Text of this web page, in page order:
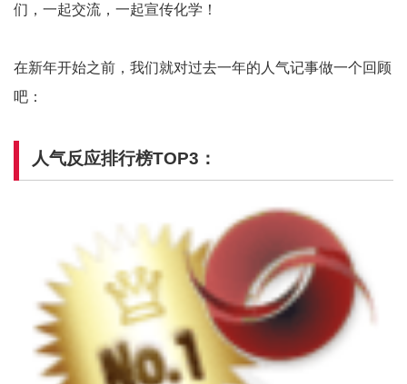
们，一起交流，一起宣传化学！
在新年开始之前，我们就对过去一年的人气记事做一个回顾
吧：
人气反应排行榜TOP3：